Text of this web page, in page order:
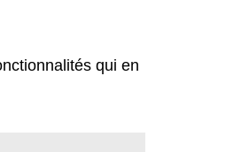
qui en